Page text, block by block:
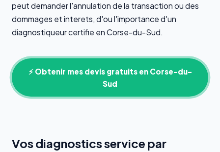
peut demander l'annulation de la transaction ou des
dommages et interets, d'ou l'importance d'un
diagnostiqueur certifie en Corse-du-Sud.
⚡ Obtenir mes devis gratuits en Corse-du-
Sud
Vos diagnostics service par